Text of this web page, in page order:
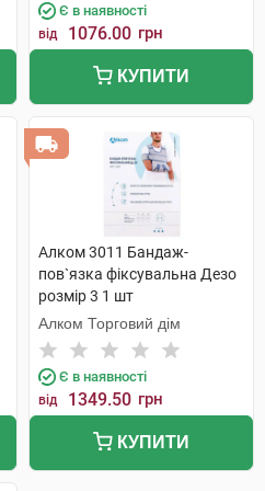
Є в наявності
від 1076.00 грн
КУПИТИ
Алком 3011 Бандаж-
пов`язка фіксувальна Дезо
розмір 3 1 шт
Алком Торговий дім
Є в наявності
від 1349.50 грн
КУПИТИ